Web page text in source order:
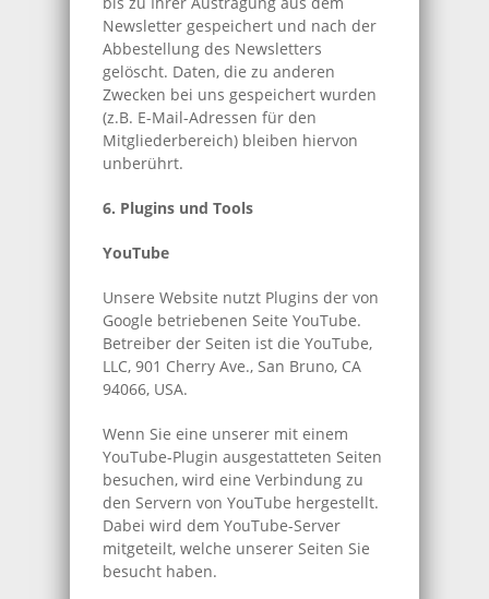
Newsletter gespeichert und nach der
Abbestellung des Newsletters
gelöscht. Daten, die zu anderen
Zwecken bei uns gespeichert wurden
(z.B. E-Mail-Adressen für den
Mitgliederbereich) bleiben hiervon
unberührt.
6. Plugins und Tools
YouTube
Unsere Website nutzt Plugins der von
Google betriebenen Seite YouTube.
Betreiber der Seiten ist die YouTube,
LLC, 901 Cherry Ave., San Bruno, CA
94066, USA.
Wenn Sie eine unserer mit einem
YouTube-Plugin ausgestatteten Seiten
besuchen, wird eine Verbindung zu
den Servern von YouTube hergestellt.
Dabei wird dem YouTube-Server
mitgeteilt, welche unserer Seiten Sie
besucht haben.